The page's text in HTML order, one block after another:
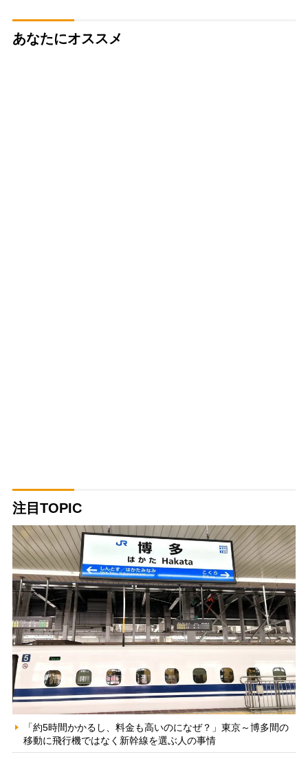
あなたにオススメ
注目TOPIC
「約5時間かかるし、料金も高いのになぜ？」東京～博多間の
移動に飛行機ではなく新幹線を選ぶ人の事情